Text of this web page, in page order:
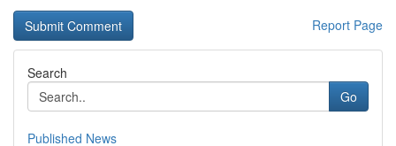
Report Page
Search
Go
Published News